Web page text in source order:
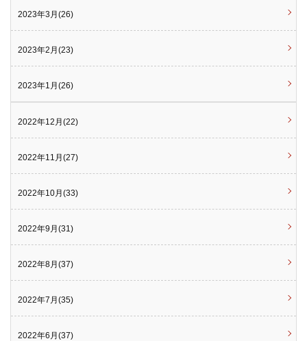
2023年3月(26)
2023年2月(23)
2023年1月(26)
2022年12月(22)
2022年11月(27)
2022年10月(33)
2022年9月(31)
2022年8月(37)
2022年7月(35)
2022年6月(37)